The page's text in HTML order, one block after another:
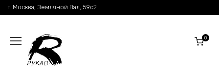
Перейти
к
г. Москва, Земляной Вал, 59c2
0